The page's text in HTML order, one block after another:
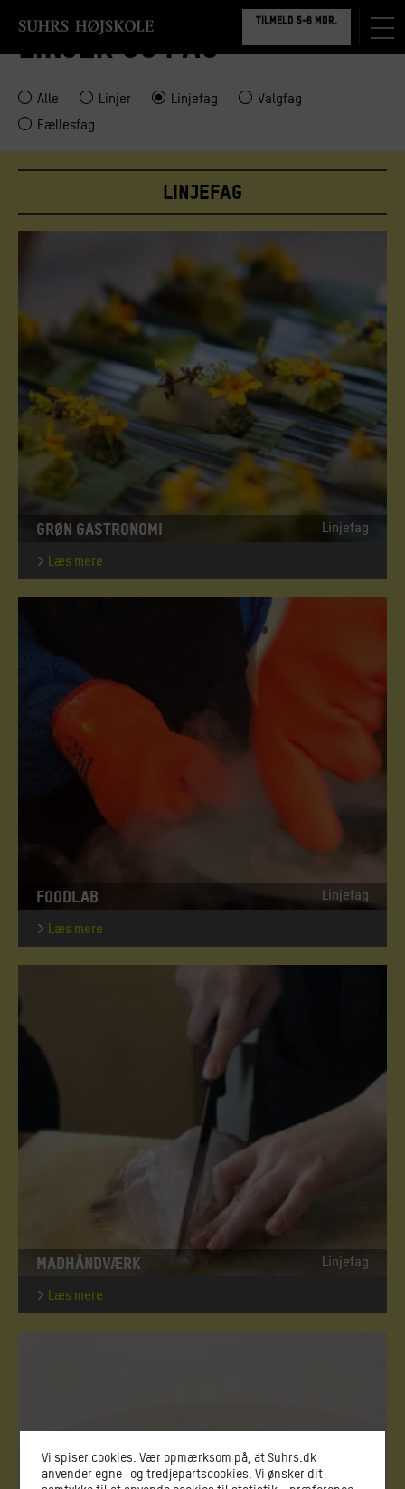
BOOK RUNDVISNING
LINJER OG FAG
Alle Linjer Linjefag
Valgfag
Fællesfag
Linjefag
GRØN GASTRONOMI
Linjefag
Læs mere
FOODLAB
Linjefag
Læs mere
MADHÅNDVÆRK
Linjefag
Læs mere
Vi spiser cookies. Vær opmærksom på, at Suhrs.dk
anvender egne- og tredjepartscookies. Vi ønsker dit